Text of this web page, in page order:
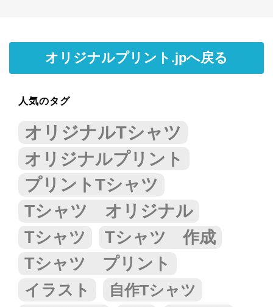
オリジナルプリント.jpへ戻る
人気のタグ
オリジナルTシャツ
オリジナルプリント
プリントTシャツ
Tシャツ オリジナル
Tシャツ
Tシャツ 作成
Tシャツ プリント
イラスト 自作Tシャツ